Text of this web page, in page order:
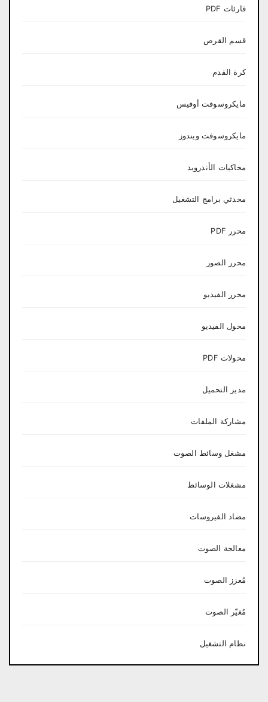
قارئات PDF
قسم القرص
كرة القدم
مايكروسوفت أوفيس
مايكروسوفت ويندوز
محاكيات الأندرويد
محدثي برامج التشغيل
محرر PDF
محرر الصور
محرر الفيديو
محول الفيديو
محولات PDF
مدير التحميل
مشاركة الملفات
مشغل وسائط الصوت
مشغلات الوسائط
مضاد الفيروسات
معالجة الصوت
مُعزز الصوت
مُغيّر الصوت
نظام التشغيل